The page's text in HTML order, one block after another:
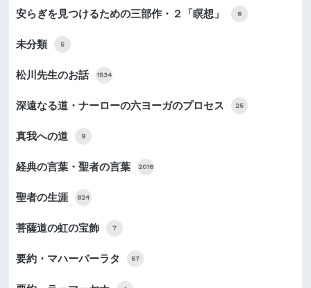
安らぎを見つけるための三部作・２「瞑想」 6
未分類 5
松川先生のお話 1534
深遠なる道・ナーローの六ヨーガのプロセス 25
真我への道 9
経典の言葉・聖者の言葉 2016
聖者の生涯 824
菩薩道の虹の宝飾 7
要約・マハーバーラタ 57